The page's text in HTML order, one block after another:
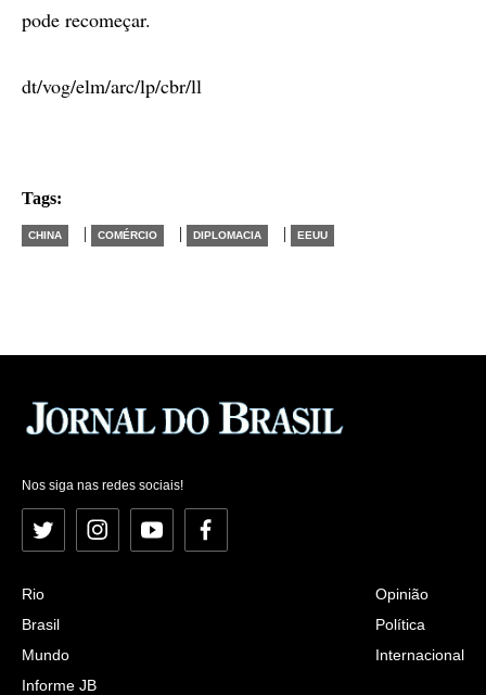
pode recomeçar.
dt/vog/elm/arc/lp/cbr/ll
Tags:
CHINA | COMÉRCIO | DIPLOMACIA | EEUU
Nos siga nas redes sociais!
Twitter InstagramYouTubeFacebook
Rio
Brasil
Mundo
Informe JB
Opinião
Política
Internacional